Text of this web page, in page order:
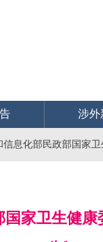
涉外
息化部民政部国家
家卫生健